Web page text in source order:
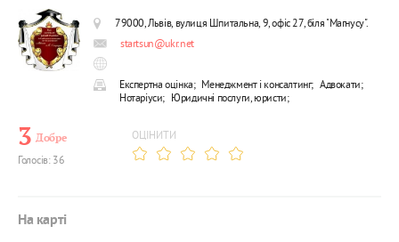
79000, Львів, вулиця Шпитальна, 9, офіс 27, біля "Магнусу".
startsun@ukr.net
Експертна оцінка; Менеджмент і консалтинг; Адвокати;
Нотаріуси; Юридичні послуги, юристи;
3 Добре
Голосів: 36
ОЦІНИТИ
На карті